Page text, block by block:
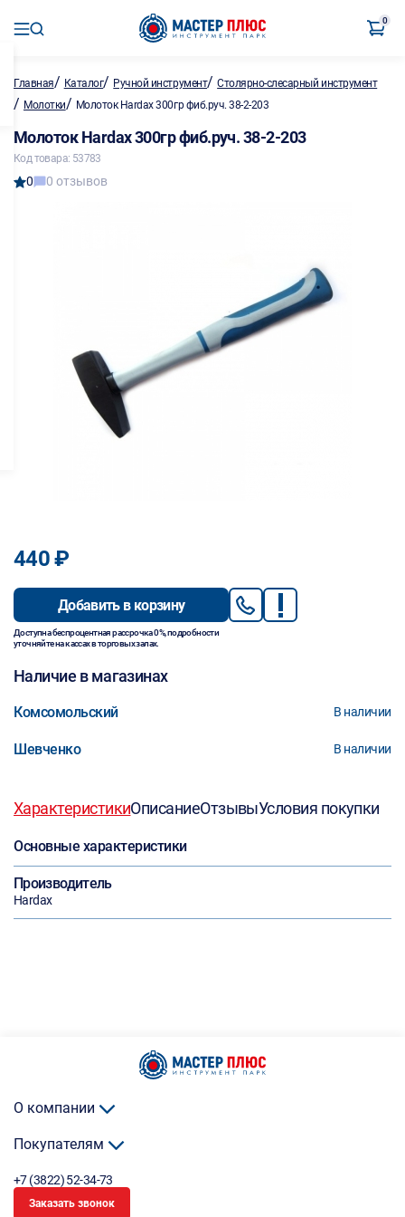
0
Главная/ Каталог/ Ручной инструмент/Столярно-слесарный инструмент
/ Молотки/ Молоток Hardax 300гр фиб.руч. 38-2-203
Молоток Hardax 300гр фиб.руч. 38-2-203
Код товара: 53783
0 0 отзывов
440 ₽
Добавить в корзину
Доступна беспроцентная рассрочка 0%, подробности
уточняйте на кассах в торговых залах.
Наличие в магазинах
Комсомольский В наличии
Шевченко В наличии
ХарактеристикиОписаниеОтзывыУсловия покупки
Основные характеристики
Производитель
Hardax
О компании
Покупателям
+7 (3822) 52-34-73
Заказать звонок